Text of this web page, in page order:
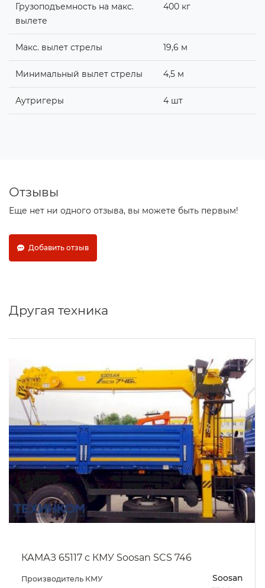
Грузоподъемность на макс.
вылете
400 кг
Макс. вылет стрелы 19,6 м
Минимальный вылет стрелы 4,5 м
Аутригеры 4 шт
Отзывы
Еще нет ни одного отзыва, вы можете быть первым!
Добавить отзыв
Другая техника
КАМАЗ 65207 с КМУ Soosan SCS 746
Производитель КМУ Soosan